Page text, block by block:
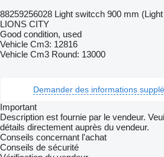
88259256028 Light switcch 900 mm
LIONS CITY
Good condition, used
Vehicle Cm3: 12816
Vehicle Cm3 Round: 13000
Demander des informations
Important
Description est fournie par le vendeur.
détails directement auprès du vendeur.
Conseils concernant l'achat
Conseils de sécurité